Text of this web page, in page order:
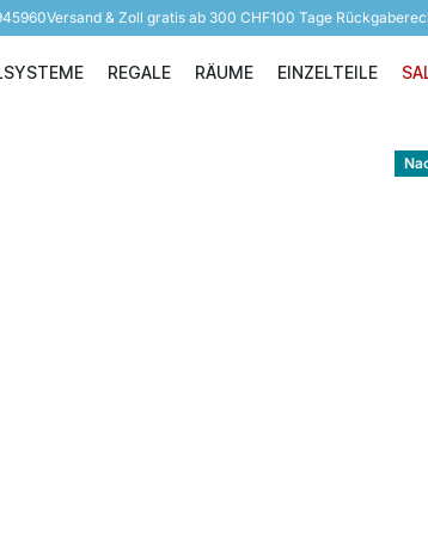
Versand & Zoll gratis ab 300 CHF100 Tage
Regalsysteme
REGALE
Regale
RÄUME
Räume
EINZELTEILE